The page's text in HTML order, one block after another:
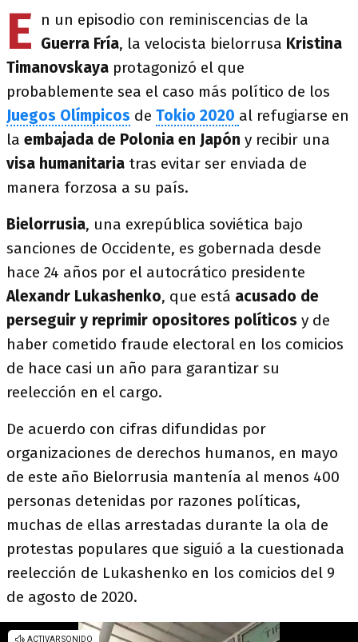
E
n un episodio con reminiscencias de la
Guerra Fría, la velocista bielorrusa Kristina
Timanovskaya protagonizó el que
probablemente sea el caso más político de los
Juegos Olímpicos de Tokio 2020 al refugiarse en
la embajada de Polonia en Japón y recibir una
visa humanitaria tras evitar ser enviada de
manera forzosa a su país.
Bielorrusia, una exrepública soviética bajo
sanciones de Occidente, es gobernada desde
hace 24 años por el autocrático presidente
Alexandr Lukashenko, que está acusado de
perseguir y reprimir opositores políticos y de
haber cometido fraude electoral en los comicios
de hace casi un año para garantizar su
reelección en el cargo.
De acuerdo con cifras difundidas por
organizaciones de derechos humanos, en mayo
de este año Bielorrusia mantenía al menos 400
personas detenidas por razones políticas,
muchas de ellas arrestadas durante la ola de
protestas populares que siguió a la cuestionada
reelección de Lukashenko en los comicios del 9
de agosto de 2020.